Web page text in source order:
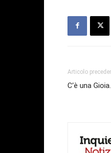
Articolo
C’è una